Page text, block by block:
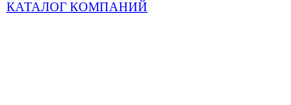
КАТАЛОГ КОМПАНИЙ